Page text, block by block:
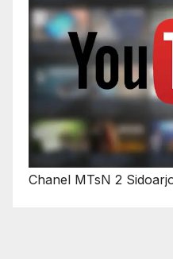
Chanel MTsN 2